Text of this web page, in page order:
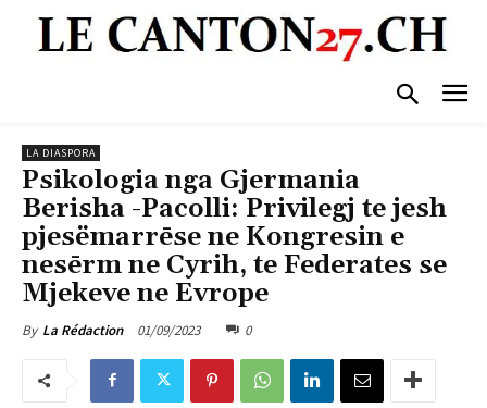
LA DIASPORA
Psikologia nga Gjermania
Berisha -Pacolli: Privilegj te jesh
pjesëmarrēse ne Kongresin e
nesērm ne Cyrih, te Federates se
Mjekeve ne Evrope
By La Rédaction 01/09/2023 0